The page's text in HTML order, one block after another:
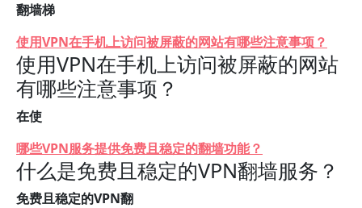
翻墙梯
使用VPN在手机上访问被屏蔽的网站有哪些注意事项？
使用VPN在手机上访问被屏蔽的网站
有哪些注意事项？
在使
哪些VPN服务提供免费且稳定的翻墙功能？
什么是免费且稳定的VPN翻墙服务？
免费且稳定的VPN翻